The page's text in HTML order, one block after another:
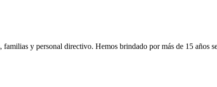
y personal directivo. Hemos brindado por más de 15 años